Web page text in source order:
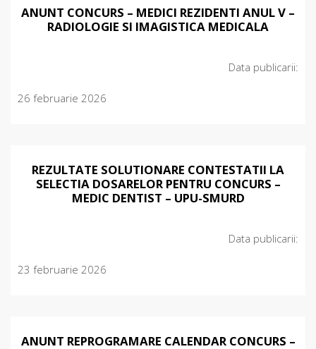
ANUNT CONCURS – MEDICI REZIDENTI ANUL V –
RADIOLOGIE SI IMAGISTICA MEDICALA
Data publicarii:
26 februarie 2026
REZULTATE SOLUTIONARE CONTESTATII LA
SELECTIA DOSARELOR PENTRU CONCURS –
MEDIC DENTIST – UPU-SMURD
Data publicarii:
23 februarie 2026
ANUNT REPROGRAMARE CALENDAR CONCURS –